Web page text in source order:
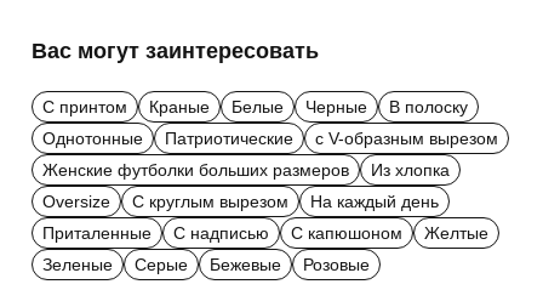
Вас могут заинтересовать
С принтом Краные Белые Черные
В полоску
Однотонные
Патриотические
с V-образным вырезом
Женские футболки больших размеров
Из хлопка
Oversize
С круглым вырезом
На каждый день
Приталенные
С надписью С капюшоном
Желтые
Зеленые
Серые Бежевые Розовые